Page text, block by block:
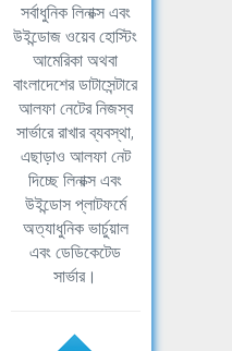
সর্বাধুনিক লিনাক্স এবং
উইন্ডোজ ওয়েব হোস্টিং
আমেরিকা অথবা
বাংলাদেশের ডাটাসেন্টারে
আলফা নেটের নিজস্ব
সার্ভারে রাখার ব্যবস্থা,
এছাড়াও আলফা নেট
দিচ্ছে লিনাক্স এবং
উইন্ডোস প্লাটফর্মে
অত্যাধুনিক ভার্চুয়াল
এবং ডেডিকেটেড
সার্ভার।